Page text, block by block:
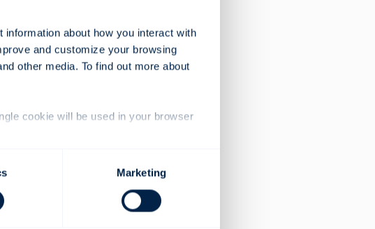
about how you interact with
and customize your browsing
other media. To find out more about
cookie will be used in your browser
Marketing
la grande finale en direct du
le cadre de la semaine de